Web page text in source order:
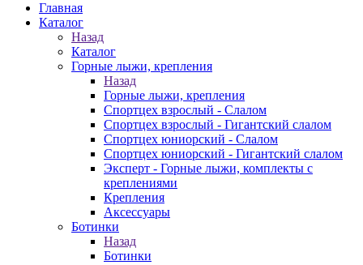
Главная
Каталог
Назад
Каталог
Горные лыжи, крепления
Назад
Горные лыжи, крепления
Спортцех взрослый - Слалом
Спортцех взрослый - Гигантский слалом
Спортцех юниорский - Слалом
Спортцех юниорский - Гигантский слалом
Эксперт - Горные лыжи, комплекты с
креплениями
Крепления
Аксессуары
Ботинки
Назад
Ботинки